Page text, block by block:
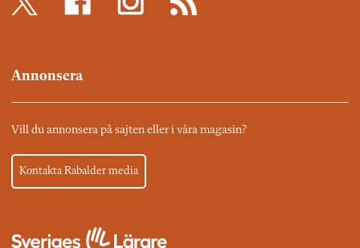
Annonsera
Vill du annonsera på sajten eller i våra magasin?
Kontakta Rabalder media